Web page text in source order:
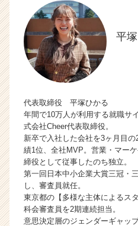
平塚
代表取締役 平塚ひかる
年間で10万人が利用する就職サ
式会社Cheer代表取締役。
新卒で入社した会社を3ヶ月目
績1位、全社MVP。営業・マー
締役として従事したのち独立。
第一回日本中小企業大賞三冠・
し、審査員就任。
東京都の【多様な主体によるス
科会審査員を2期連続担当。
意思決定層のジェンダーギャッ